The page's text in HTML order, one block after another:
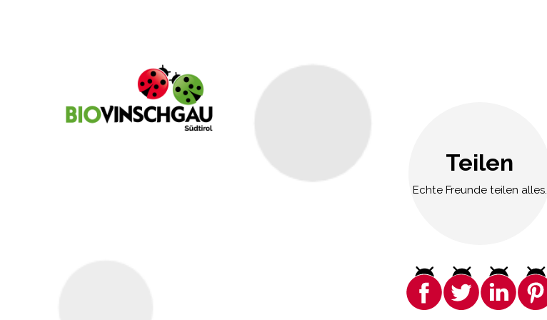
Teilen
Echte Freunde teilen alles.